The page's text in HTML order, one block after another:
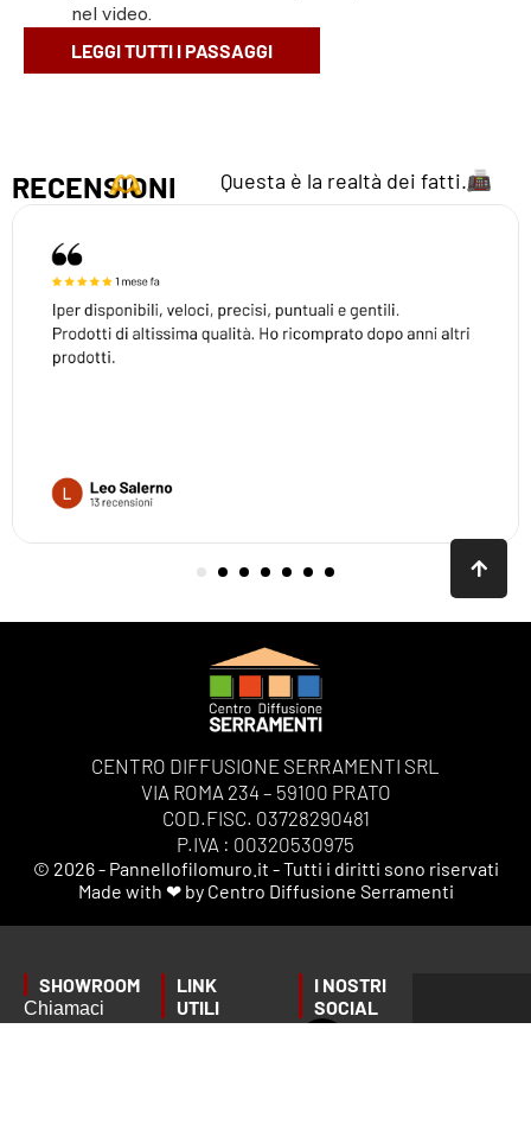
nel video.
LEGGI TUTTI I PASSAGGI
RECENSIONI Questa è la realtà dei fatti.
CENTRO DIFFUSIONE SERRAMENTI SRL
VIA ROMA 234 – 59100 PRATO
COD.FISC. 03728290481
P.IVA : 00320530975
© 2026 - Pannellofilomuro.it - Tutti i diritti sono riservati
Made with ❤ by Centro Diffusione Serramenti
SHOWROOM
Chiamaci
LINK
UTILI
I NOSTRI
SOCIAL